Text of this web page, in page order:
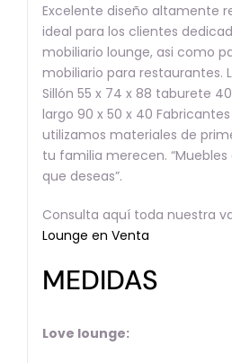
Excelente diseño altamente
ideal para los clientes
mobiliario lounge, asi como
mobiliario para restaurantes.
Sillón 55 x 74 x 88 taburete
largo 90 x 50 x 40
utilizamos materiales de
tu familia merecen.
que deseas”.
Consulta aquí toda nuestra
Lounge en Venta
MEDIDAS
Love lounge: